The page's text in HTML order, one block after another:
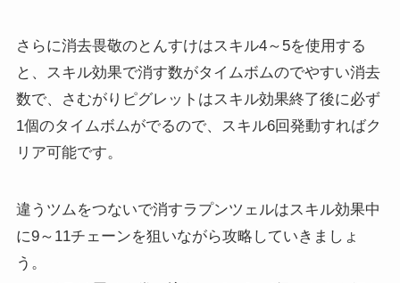
さらに消去畏敬のとんすけはスキル4～5を使用する
と、スキル効果で消す数がタイムボムのでやすい消去
数で、さむがりピグレットはスキル効果終了後に必ず
1個のタイムボムがでるので、スキル6回発動すればク
リア可能です。
違うツムをつないで消すラプンツェルはスキル効果中
に9～11チェーンを狙いながら攻略していきましょ
う。